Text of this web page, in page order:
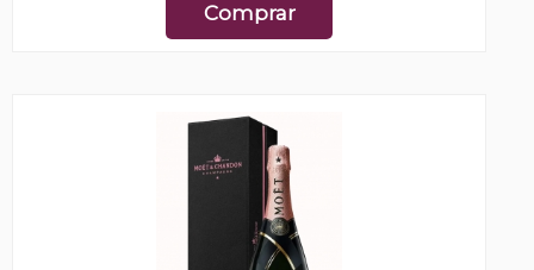
Comprar